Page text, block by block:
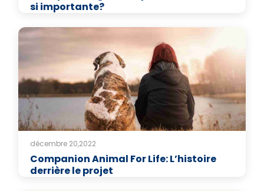
si importante?
décembre 20,2022
Companion Animal For Life: L’histoire
derrière le projet